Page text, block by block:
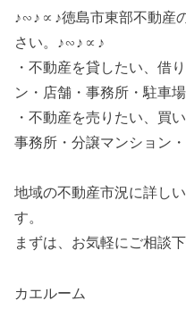
♪∽♪∝♪徳島市東部不動産
さい。♪∽♪∝♪
・不動産を貸したい、借
ン・店舗・事務所・駐車場
・不動産を売りたい、買
事務所・分譲マンション
地域の不動産市況に詳し
す。
まずは、お気軽にご相談下
カエルーム